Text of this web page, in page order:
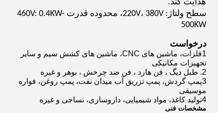
هدایت کند.
سطح ولتاژ: 220V، 380V، محدوده قدرت 460V: 0.4KW-
500KW
درخواست
1فلزات، ماشین های CNC، ماشین های کشش سیم و سایر
تجهیزات مکانیکی
2. طبل دیگ ، فن هارد ، فن ضد چرخش ، بوهر و غیره
3پمپ گردش، پمپ تزریق آب میدان نفت، پمپ روغن، فواره
موسیقی
4تولید کاغذ، مواد شیمیایی، داروسازی، نساجی و غیره
مشخصات فنی